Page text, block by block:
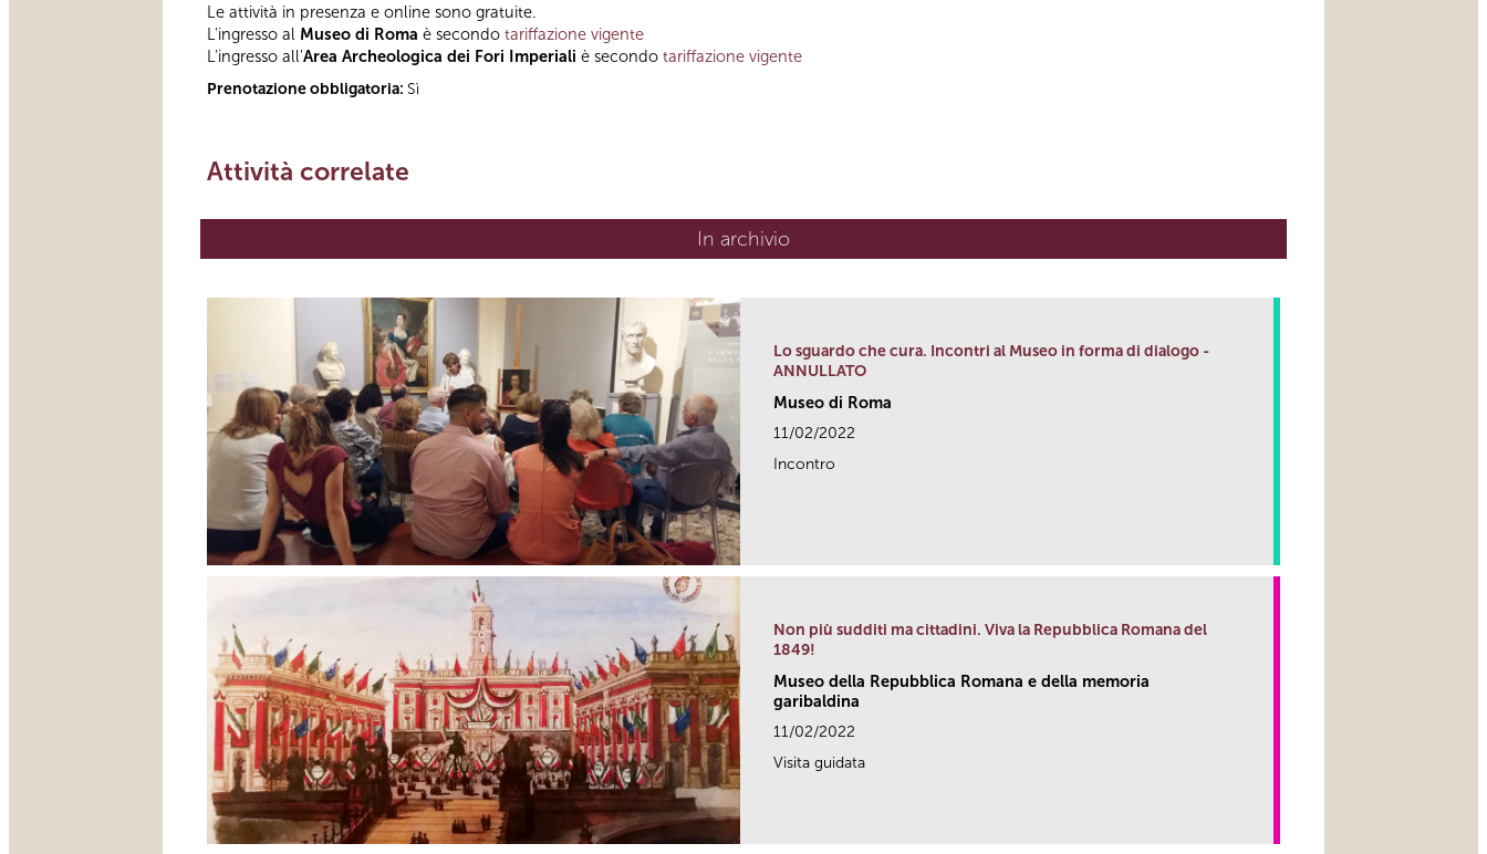
Le attività in presenza e online sono gratuite.
L'ingresso al Museo di Roma è secondo tariffazione vigente
L'ingresso all'Area Archeologica dei Fori Imperiali è secondo tariffazione vigente
Prenotazione obbligatoria: Sì
Attività correlate
In archivio
Lo sguardo che cura. Incontri al Museo in forma di dialogo -
ANNULLATO
Museo di Roma
11/02/2022
Incontro
Non più sudditi ma cittadini. Viva la Repubblica Romana del
1849!
Museo della Repubblica Romana e della memoria
garibaldina
11/02/2022
Visita guidata